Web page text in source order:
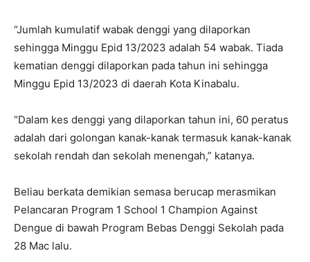
“Jumlah kumulatif wabak denggi yang dilaporkan
sehingga Minggu Epid 13/2023 adalah 54 wabak. Tiada
kematian denggi dilaporkan pada tahun ini sehingga
Minggu Epid 13/2023 di daerah Kota Kinabalu.
“Dalam kes denggi yang dilaporkan tahun ini, 60 peratus
adalah dari golongan kanak-kanak termasuk kanak-kanak
sekolah rendah dan sekolah menengah,” katanya.
Beliau berkata demikian semasa berucap merasmikan
Pelancaran Program 1 School 1 Champion Against
Dengue di bawah Program Bebas Denggi Sekolah pada
28 Mac lalu.